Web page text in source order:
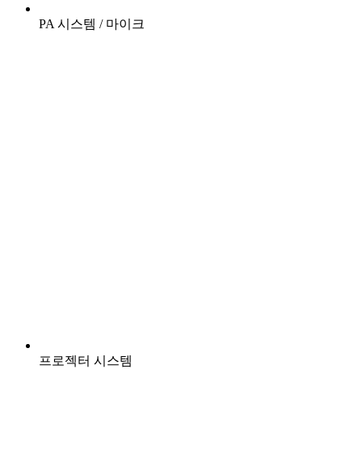
PA 시스템 / 마이크
프로젝터 시스템